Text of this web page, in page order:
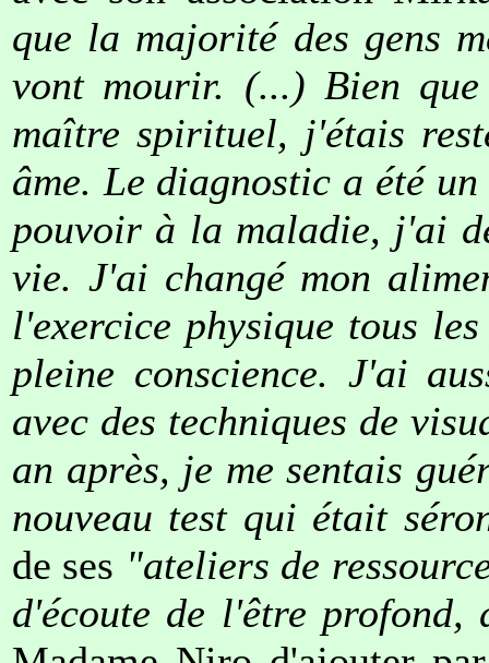
que la majorité des gens
vont mourir. (...) Bien
maître spirituel, j'étais
âme. Le diagnostic a été
pouvoir à la maladie, j'ai
vie. J'ai changé mon
l'exercice physique tous
pleine conscience. J'ai
avec des techniques de
an après, je me sentais
nouveau test qui était
de ses "ateliers de
d'écoute de l'être